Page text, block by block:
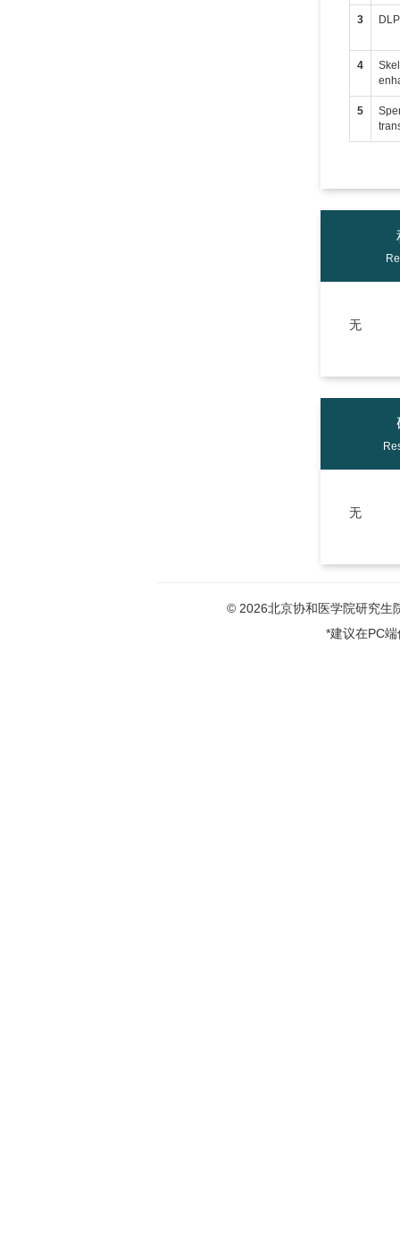
3
4
5
无
无
© 2026北京协和医学院研究生
*建议在PC